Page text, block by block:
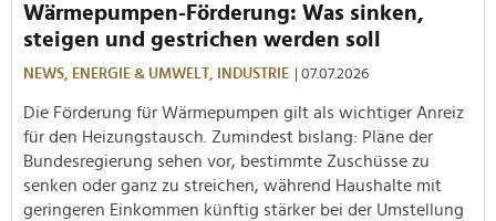
Wärmepumpen-Förderung: Was sinken,
steigen und gestrichen werden soll
NEWS, ENERGIE & UMWELT, INDUSTRIE | 07.07.2026
Die Förderung für Wärmepumpen gilt als wichtiger Anreiz
für den Heizungstausch. Zumindest bislang: Pläne der
Bundesregierung sehen vor, bestimmte Zuschüsse zu
senken oder ganz zu streichen, während Haushalte mit
geringeren Einkommen künftig stärker bei der Umstellung